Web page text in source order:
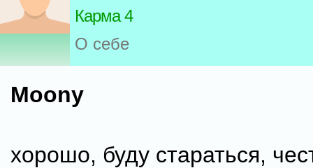
Карма 4
О себе
Moony
хорошо, буду стараться,